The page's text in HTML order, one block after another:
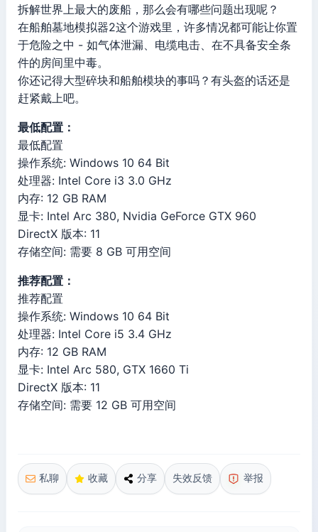
拆解世界上最大的废船，那么会有哪些问题出现呢？
在船舶墓地模拟器2这个游戏里，许多情况都可能让你置
于危险之中 - 如气体泄漏、电缆电击、在不具备安全条
件的房间里中毒。
你还记得大型碎块和船舶模块的事吗？有头盔的话还是
赶紧戴上吧。
最低配置：
最低配置
操作系统: Windows 10 64 Bit
处理器: Intel Core i3 3.0 GHz
内存: 12 GB RAM
显卡: Intel Arc 380, Nvidia GeForce GTX 960
DirectX 版本: 11
存储空间: 需要 8 GB 可用空间
推荐配置：
推荐配置
操作系统: Windows 10 64 Bit
处理器: Intel Core i5 3.4 GHz
内存: 12 GB RAM
显卡: Intel Arc 580, GTX 1660 Ti
DirectX 版本: 11
存储空间: 需要 12 GB 可用空间
私聊 收藏 分享 失效反馈 举报